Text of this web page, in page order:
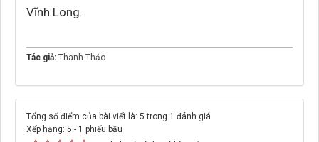
Vĩnh Long.
Tác giả: Thanh Thảo
Tổng số điểm của bài viết là: 5 trong 1 đánh giá
Xếp hạng: 5 - 1 phiếu bầu